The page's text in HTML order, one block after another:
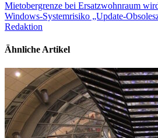
Mietobergrenze bei Ersatzwohnraum
Windows-Systemrisiko „Update-
Redaktion
Ähnliche Artikel